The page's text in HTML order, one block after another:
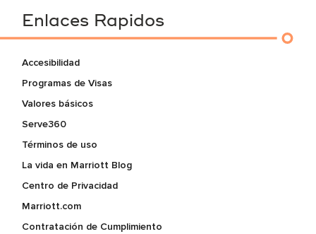
Enlaces Rapidos
Accesibilidad
Programas de Visas
Valores básicos
Serve360
Términos de uso
La vida en Marriott Blog
Centro de Privacidad
Marriott.com
Contratación de Cumplimiento